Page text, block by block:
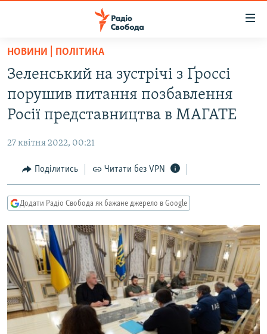
Перейти
основного
матеріалу
Перейти
до
основної
Перейти
до
пошуку
СТАТТІ
СУСПІЛЬСТВО
УКРАЇНА
СВІТ
РОСІЙСЬКА «ФІЛЬТРАЦІЯ»
ДОНБАС.РЕАЛІЇ
ТИ ЯК?
СХЕМИ
КИТАЙ.ВИКЛИКИ
МУЛЬТИМЕДІА
ФОТО
СПЕЦПРОЄКТИ
НОВИНИ | ПОЛІТИКА
Зеленський на зустрічі з Ґроссі
порушив питання позбавлення
Росії представництва в МАГАТЕ
27 квітня 2022, 00:21
Поділитись Читати без VPN
Додати Радіо Свобода як бажане джерело в Google